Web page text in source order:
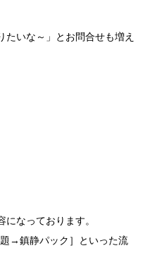
いな～」とお問合せも増え
なっております。
→鎮静パック］といった流